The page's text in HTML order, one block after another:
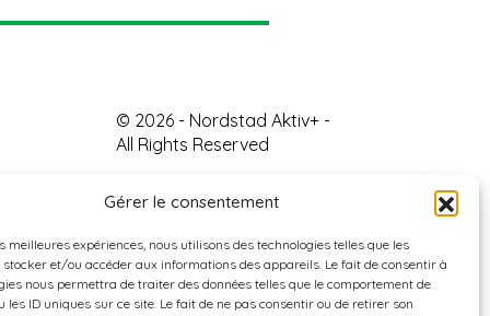
Gérer le consentement
meilleures expériences, nous utilisons des technologies telles que les
stocker et/ou accéder aux informations des appareils. Le fait de consentir à
nous permettra de traiter des données telles que le comportement de
les ID uniques sur ce site. Le fait de ne pas consentir ou de retirer son
© 2026 - Nordstad Aktiv+ -
All Rights Reserved